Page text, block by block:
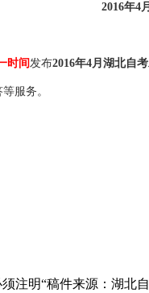
2016年4
时间发布2016年4月湖北自
等服务。
注明“稿件来源：湖北